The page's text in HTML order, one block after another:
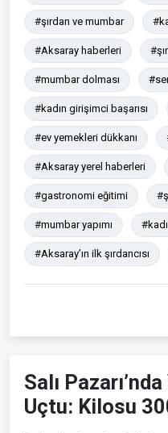
#şırdan ve mumbar
#Aksaray haberleri
#mumbar dolması
#kadın girişimci başarısı
#ev yemekleri dükkanı
#Aksaray yerel haberleri
#gastronomi eğitimi
#mumbar yapımı
#Aksaray’ın ilk şırdancısı
Salı
Uçtu: Kilosu